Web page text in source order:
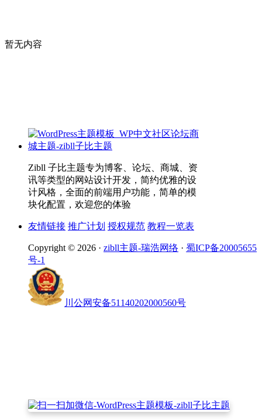
暂无内容
Zibll 子比主题专为博客、论坛、商城、资
讯等类型的网站设计开发，简约优雅的设
计风格，全面的前端用户功能，简单的模
块化配置，欢迎您的体验
友情链接 推广计划 授权规范 教程一览表
Copyright © 2026 · zibll主题-瑞浩网络 · 蜀ICP备20005655
号-1
川公网安备51140202000560号